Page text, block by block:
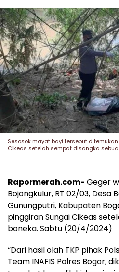
Sesosok mayat bayi tersebut
Cikeas setelah sempat disangka
Rapormerah.com- Geger
Bojongkulur, RT 02/03, Desa
Gunungputri, Kabupaten
pinggiran Sungai Cikeas
boneka. Sabtu (20/4/2024)
“Dari hasil olah TKP pihak
Team INAFIS Polres Bogor,